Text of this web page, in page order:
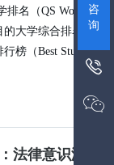
排名（QS World
的大学综合排名之外
榜（Best Student
法律意识淡薄
咨
询

